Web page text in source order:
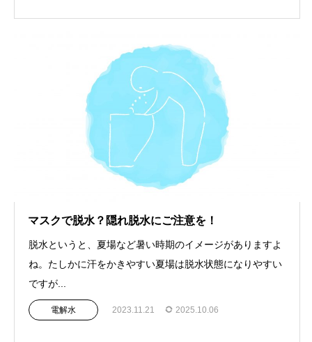
マスクで脱水？隠れ脱水にご注意を！
脱水というと、夏場など暑い時期のイメージがありますよ
ね。たしかに汗をかきやすい夏場は脱水状態になりやすい
ですが...
電解水 2023.11.21 2025.10.06